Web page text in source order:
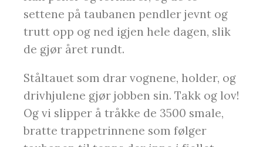
settene på taubanen pendler jevnt og
trutt opp og ned igjen hele dagen, slik
de gjør året rundt.
Ståltauet som drar vognene, holder, og
drivhjulene gjør jobben sin. Takk og lov!
Og vi slipper å tråkke de 3500 smale,
bratte trappetrinnene som følger